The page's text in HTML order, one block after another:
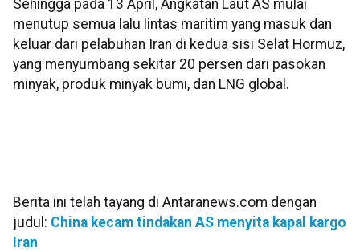
Sehingga pada 13 April, Angkatan Laut AS mulai
menutup semua lalu lintas maritim yang masuk dan
keluar dari pelabuhan Iran di kedua sisi Selat Hormuz,
yang menyumbang sekitar 20 persen dari pasokan
minyak, produk minyak bumi, dan LNG global.
Berita ini telah tayang di Antaranews.com dengan
judul: China kecam tindakan AS menyita kapal kargo
Iran